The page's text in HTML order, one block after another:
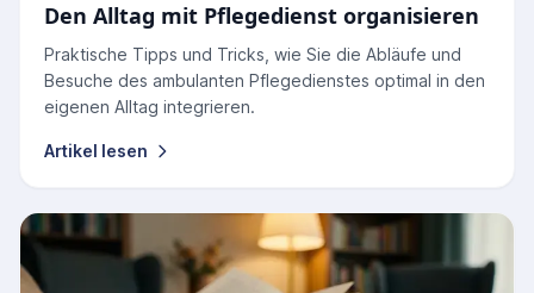
Den Alltag mit Pflegedienst organisieren
Praktische Tipps und Tricks, wie Sie die Abläufe und
Besuche des ambulanten Pflegedienstes optimal in den
eigenen Alltag integrieren.
Artikel lesen